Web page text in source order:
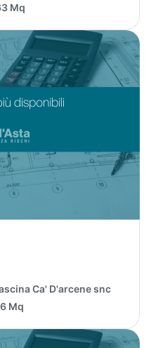
Mq
Ca' D'arcene snc
Mq